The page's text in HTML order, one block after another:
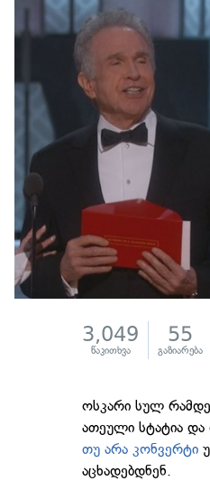
3,049
წაკითხვა
55
გაზიარება
ოსკარი სულ
ათეული სტატია და
თუ არა კონვერტი
აცხადებდნენ.